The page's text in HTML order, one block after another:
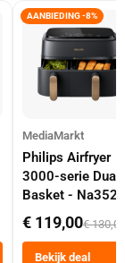
AANBIEDING -8%
MediaMarkt
Philips Airfryer
3000-serie Dual
Basket -
Dubbele Mand 9
Tot 6 Personen
Heteluchtfriteuse
€ 119,00€ 130,00
Bekijk deal